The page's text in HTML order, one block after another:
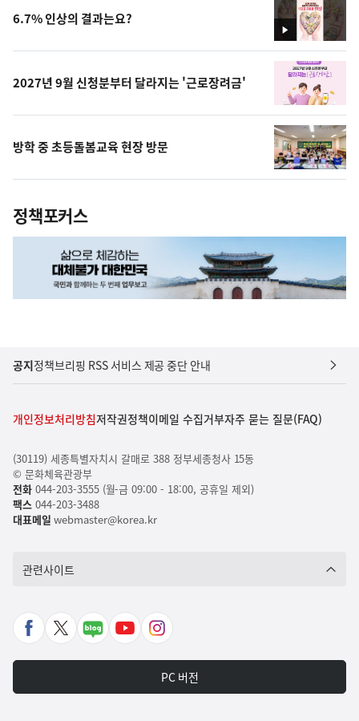
영
상
6.7% 인상의 결과는요?
2027년 9월 신청분부터 달라지는 '근로장려금'
방학 중 초등돌봄교육 현장 방문
정책포커스
공지정책브리핑 RSS 서비스 제공 중단 안내
개인정보처리방침저작권정책이메일 수집거부자주 묻는 질문(FAQ)
(30119) 세종특별자치시 갈매로 388 정부세종청사 15동
© 문화체육관광부
전화044-203-3555 (월-금 09:00 - 18:00, 공휴일 제외)
팩스044-203-3488
대표메일 webmaster@korea.kr
관련사이트
페
북
X
가
네
포
유
바
인
타
그
PC 버전